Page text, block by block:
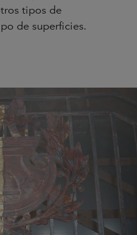
tipos de
de superficies.